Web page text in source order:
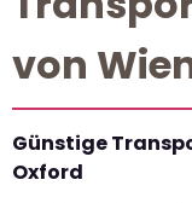
von
Günstige
Oxford